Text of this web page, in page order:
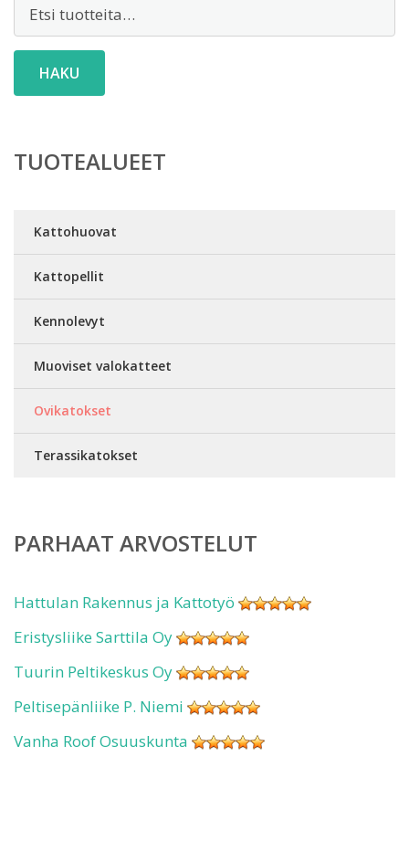
HAKU
TUOTEALUEET
Kattohuovat
Kattopellit
Kennolevyt
Muoviset valokatteet
Ovikatokset
Terassikatokset
PARHAAT ARVOSTELUT
Hattulan Rakennus ja Kattotyö
Eristysliike Sarttila Oy
Tuurin Peltikeskus Oy
Peltisepänliike P. Niemi
Vanha Roof Osuuskunta